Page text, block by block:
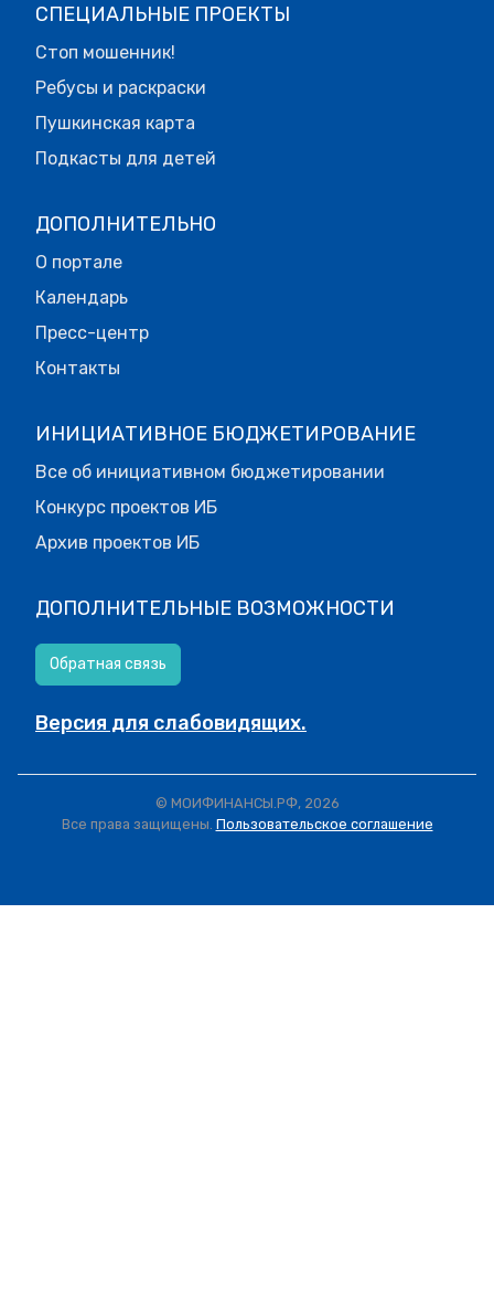
СПЕЦИАЛЬНЫЕ ПРОЕКТЫ
Стоп мошенник!
Ребусы и раскраски
Пушкинская карта
Подкасты для детей
ДОПОЛНИТЕЛЬНО
О портале
Календарь
Пресс-центр
Контакты
ИНИЦИАТИВНОЕ БЮДЖЕТИРОВАНИЕ
Все об инициативном бюджетировании
Конкурс проектов ИБ
Архив проектов ИБ
ДОПОЛНИТЕЛЬНЫЕ ВОЗМОЖНОСТИ
Обратная связь
Версия для слабовидящих.
© МОИФИНАНСЫ.РФ, 2026
Все права защищены. Пользовательское соглашение